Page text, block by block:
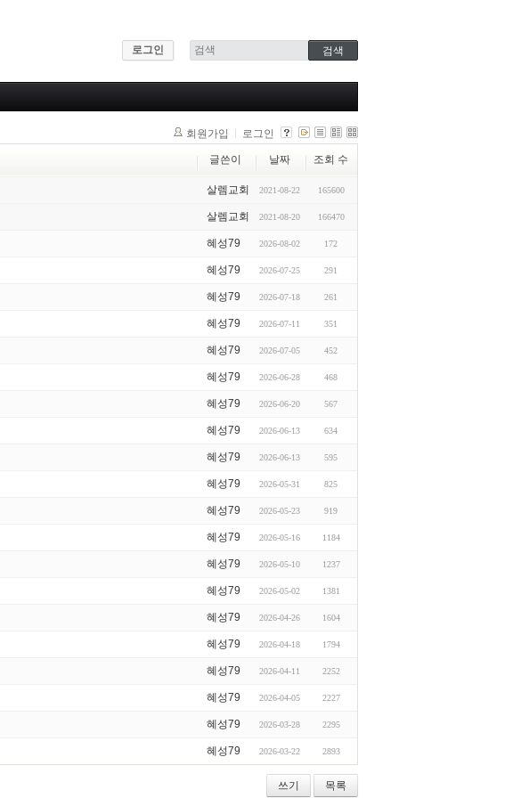
로그인
회원가입 로그인
글쓴이 날짜 조회 수
살렘교회 2021-08-22 165600
살렘교회 2021-08-20 166470
혜성79 2026-08-02 172
혜성79 2026-07-25 291
혜성79 2026-07-18 261
혜성79 2026-07-11 351
혜성79 2026-07-05 452
혜성79 2026-06-28 468
혜성79 2026-06-20 567
혜성79 2026-06-13 634
혜성79 2026-06-13 595
혜성79 2026-05-31 825
혜성79 2026-05-23 919
혜성79 2026-05-16 1184
혜성79 2026-05-10 1237
혜성79 2026-05-02 1381
혜성79 2026-04-26 1604
혜성79 2026-04-18 1794
혜성79 2026-04-11 2252
혜성79 2026-04-05 2227
혜성79 2026-03-28 2295
혜성79 2026-03-22 2893
쓰기 목록